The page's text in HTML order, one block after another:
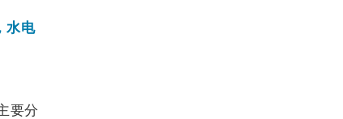
水电
要分